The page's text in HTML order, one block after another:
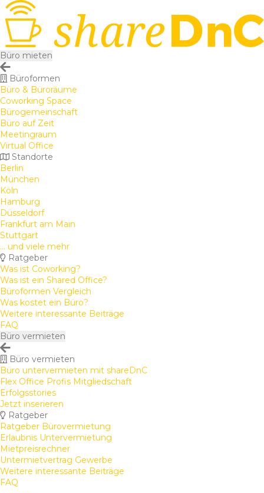
Büro mieten
Büroformen
Büro & Büroräume
Coworking Space
Bürogemeinschaft
Büro auf Zeit
Meetingraum
Virtual Office
Standorte
Berlin
München
Köln
Hamburg
Düsseldorf
Frankfurt am Main
Stuttgart
... und viele mehr
Ratgeber
Was ist Coworking?
Was ist ein Shared Office?
Büroformen Vergleich
Was kostet ein Büro?
Weitere interessante Beiträge
FAQ
Büro vermieten
Büro vermieten
Büro untervermieten mit shareDnC
Flex Office Profis Mitgliedschaft
Erfolgsstories
Jetzt inserieren
Ratgeber
Ratgeber Bürovermietung
Erlaubnis Untervermietung
Mietpreisrechner
Untermietvertrag Gewerbe
Weitere interessante Beiträge
FAQ